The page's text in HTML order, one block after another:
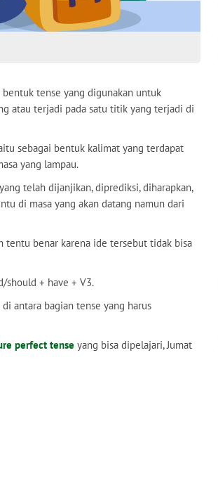
bentuk tense yang digunakan untuk
atau terjadi pada satu titik yang terjadi di
sebagai bentuk kalimat yang terdapat
yang lampau.
telah dijanjikan, diprediksi, diharapkan,
di masa yang akan datang namun dari
tentu benar karena ide tersebut tidak bisa
should + have + V3.
antara bagian tense yang harus
perfect tense yang bisa dipelajari, Jumat